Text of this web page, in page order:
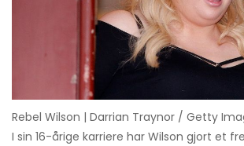
Rebel Wilson | Darrian Traynor / Getty
I sin 16-årige karriere har Wilson gjort et